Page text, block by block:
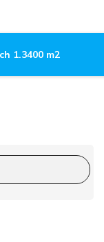
1.3400 m2